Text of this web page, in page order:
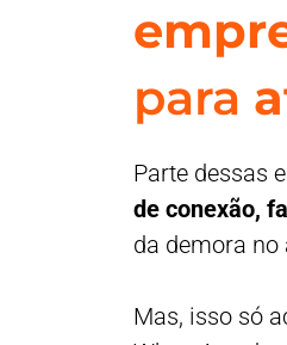
para
Parte dessas
de conexão,
da demora no
Mas, isso só